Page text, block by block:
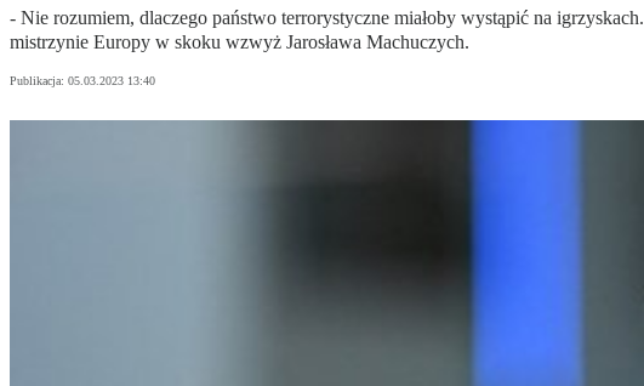
- Nie rozumiem, dlaczego państwo terrorystyczne miałoby wystąpić na
mistrzynie Europy w skoku wzwyż Jarosława Machuczych.
Publikacja: 05.03.2023 13:40